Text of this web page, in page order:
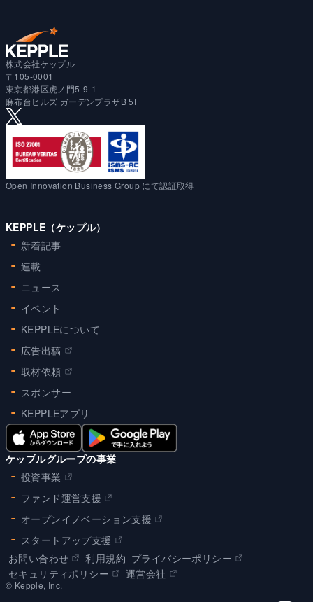
株式会社ケップル
〒105-0001
東京都港区虎ノ門5-9-1
麻布台ヒルズ ガーデンプラザB 5F
Open Innovation Business Group にて認証取得
KEPPLE（ケップル）
新着記事
連載
ニュース
イベント
KEPPLEについて
広告出稿
取材依頼
スポンサー
KEPPLEアプリ
ケップルグループの事業
投資事業
ファンド運営支援
オープンイノベーション支援
スタートアップ支援
お問い合わせ
利用規約 プライバシーポリシー
セキュリティポリシー
運営会社
©︎ Kepple, Inc.